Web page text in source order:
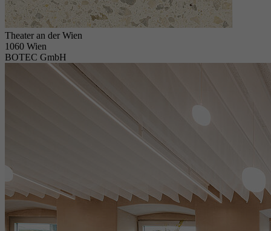
Theater an der Wien
1060 Wien
BOTEC GmbH